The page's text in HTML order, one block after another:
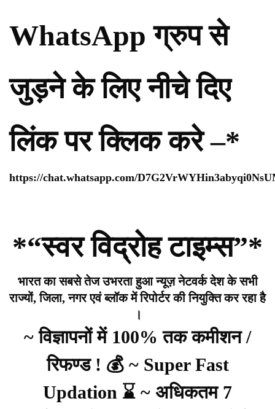
WhatsApp ग्रुप से
जुड़ने के लिए नीचे दिए
लिंक पर क्लिक करे –*
https://chat.whatsapp.com/
*“स्वर विद्रोह टाइम्स”*
भारत का सबसे तेज उभरता हुआ न्यूज़ नेटवर्क देश के सभी
राज्यों, जिला, नगर एवं ब्लॉक में रिपोर्टर की नियुक्ति कर रहा है
।
~ विज्ञापनों में 100% तक कमीशन /
रिफण्ड ! 💰 ~ Super Fast
Updation ⌛ ~ अधिकतम 7